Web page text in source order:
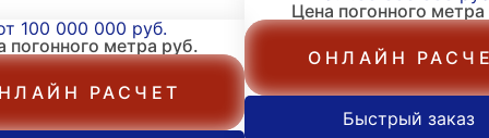
100 000 000 руб.
погонного метра руб.
РАСЧЕТ
Цена погонного метра
ОНЛАЙН
Быстрый заказ